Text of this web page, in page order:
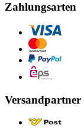
Zahlungsarten
Versandpartner